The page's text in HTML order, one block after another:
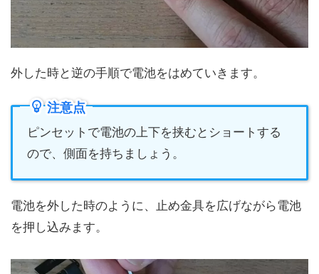
外した時と逆の手順で電池をはめていきます。
注意点
ピンセットで電池の上下を挟むとショートする
ので、側面を持ちましょう。
電池を外した時のように、止め金具を広げながら電池
を押し込みます。